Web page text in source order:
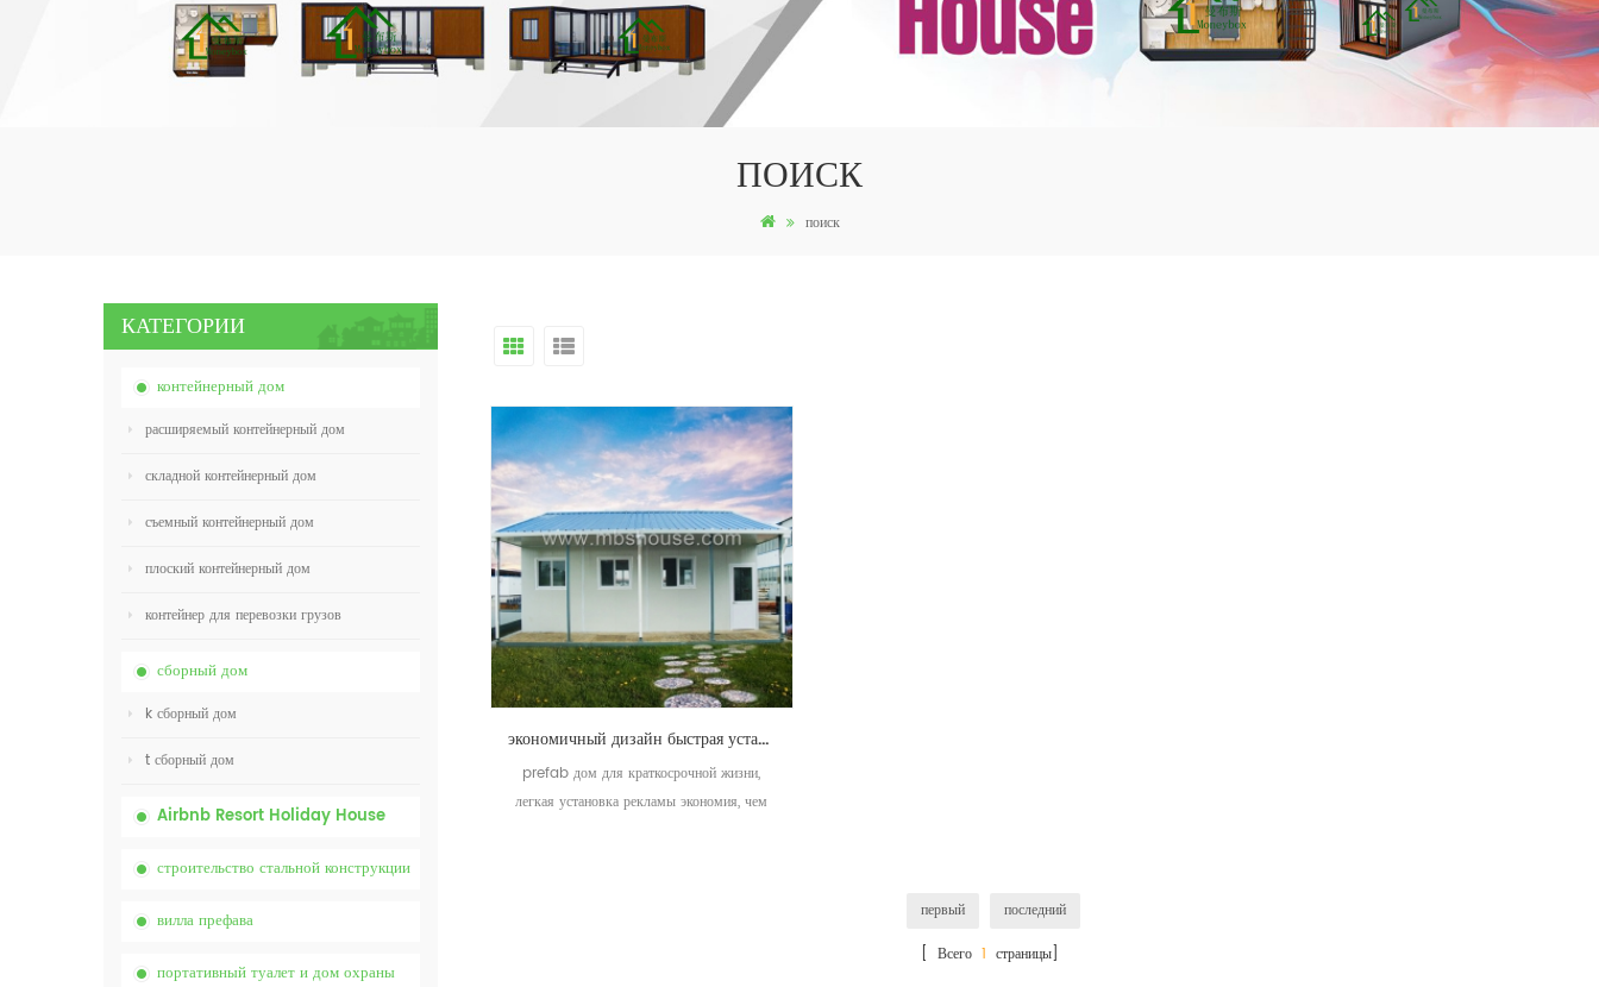
ПОИСК
поиск
КАТЕГОРИИ
контейнерный дом
расширяемый контейнерный дом
складной контейнерный дом
съемный контейнерный дом
плоский контейнерный дом
контейнер для перевозки грузов
сборный дом
k сборный дом
t сборный дом
Airbnb Resort Holiday House
строительство стальной конструкции
вилла префава
портативный туалет и дом охраны
экономичный дизайн быстрая установка сборный дом для продажи
prefab дом для краткосрочной жизни,
легкая установка рекламы экономия, чем
первый
последний
[ Всего1 страницы]
mbshou
se.com